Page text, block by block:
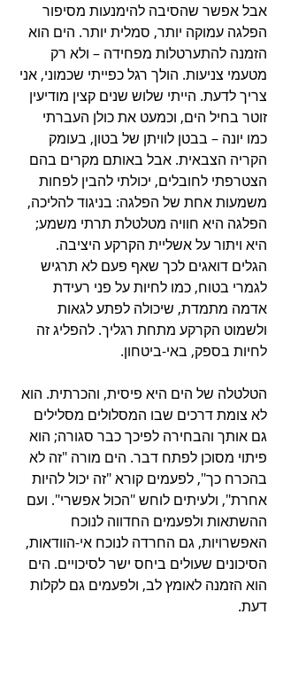
אבל אפשר שהסיבה להימנעות מסיפור
הפלגה עמוקה יותר, סמלית יותר. הים הוא
הזמנה להתערטלות מפחידה – ולא רק
מטעמי צניעות. הולך רגל כפייתי שכמוני, אני
צריך לדעת. הייתי שלוש שנים קצין מודיעין
זוטר בחיל הים, וכמעט את כולן העברתי
כמו יונה – בבטן לוויתן של בטון, בעומק
הקריה הצבאית. אבל באותם מקרים בהם
הצטרפתי לחובלים, יכולתי להבין לפחות
משמעות אחת של הפלגה: בניגוד להליכה,
הפלגה היא חוויה מטלטלת תרתי משמע;
היא ויתור על אשליית הקרקע היציבה.
הגלים דואגים לכך שאף פעם לא תרגיש
לגמרי בטוח, כמו לחיות על פני רעידת
אדמה מתמדת, שיכולה לפתע לגאות
ולשמוט הקרקע מתחת רגליך. להפליג זה
לחיות בספק, באי-ביטחון.
הטלטלה של הים היא פיסית, והכרתית. הוא
לא צומת דרכים שבו המסלולים מסלילים
גם אותך והבחירה לפיכך כבר סגורה; הוא
פיתוי מסוכן לפתח דבר. הים מורה "זה לא
בהכרח כך", לפעמים קורא "זה יכול להיות
אחרת", ולעיתים לוחש "הכול אפשרי". ועם
ההשתאות ולפעמים החדווה לנוכח
האפשרויות, גם החרדה לנוכח אי-הוודאות,
הסיכונים שעולים ביחס ישר לסיכויים. הים
הוא הזמנה לאומץ לב, ולפעמים גם לקלות
דעת.